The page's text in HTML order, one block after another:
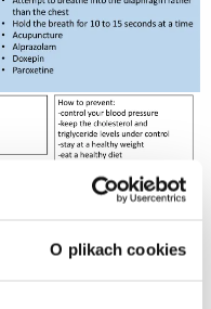
O plikach cookies